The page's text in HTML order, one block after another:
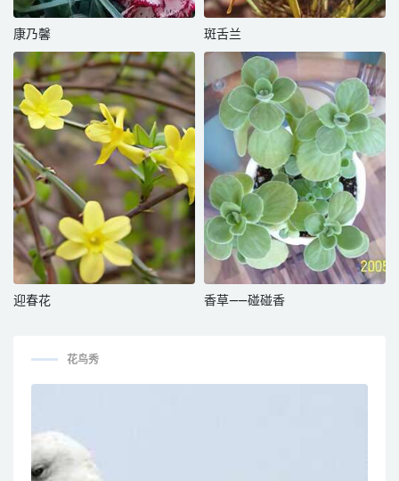
康乃馨 斑舌兰
迎春花 香草——碰碰香
花鸟秀